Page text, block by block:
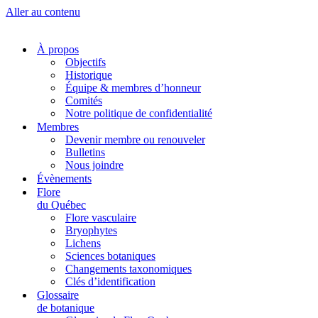
Aller au contenu
À propos
Objectifs
Historique
Équipe & membres d’honneur
Comités
Notre politique de confidentialité
Membres
Devenir membre ou renouveler
Bulletins
Nous joindre
Évènements
Flore
du Québec
Flore vasculaire
Bryophytes
Lichens
Sciences botaniques
Changements taxonomiques
Clés d’identification
Glossaire
de botanique